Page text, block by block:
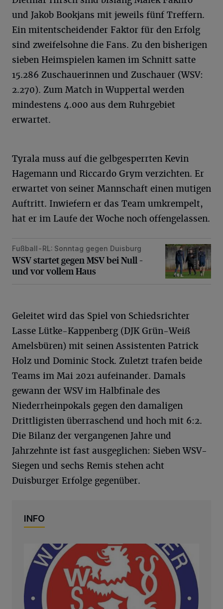
und Jakob Bookjans mit jeweils fünf Treffern.
Ein mitentscheidender Faktor für den Erfolg
sind zweifelsohne die Fans. Zu den bisherigen
sieben Heimspielen kamen im Schnitt satte
15.286 Zuschauerinnen und Zuschauer (WSV:
2.270). Zum Match in Wuppertal werden
mindestens 4.000 aus dem Ruhrgebiet
erwartet.
Tyrala muss auf die gelbgesperrten Kevin
Hagemann und Riccardo Grym verzichten. Er
erwartet von seiner Mannschaft einen mutigen
Auftritt. Inwiefern er das Team umkrempelt,
hat er im Laufe der Woche noch offengelassen.
WSV startet gegen MSV bei Null – und vor vollem Haus
Fußball-RL: Sonntag gegen Duisburg
WSV startet gegen MSV bei Null –
und vor vollem Haus
Geleitet wird das Spiel von Schiedsrichter
Lasse Lütke-Kappenberg (DJK Grün-Weiß
Amelsbüren) mit seinen Assistenten Patrick
Holz und Dominic Stock. Zuletzt trafen beide
Teams im Mai 2021 aufeinander. Damals
gewann der WSV im Halbfinale des
Niederrheinpokals gegen den damaligen
Drittligisten überraschend und hoch mit 6:2.
Die Bilanz der vergangenen Jahre und
Jahrzehnte ist fast ausgeglichen: Sieben WSV-
Siegen und sechs Remis stehen acht
Duisburger Erfolge gegenüber.
INFO